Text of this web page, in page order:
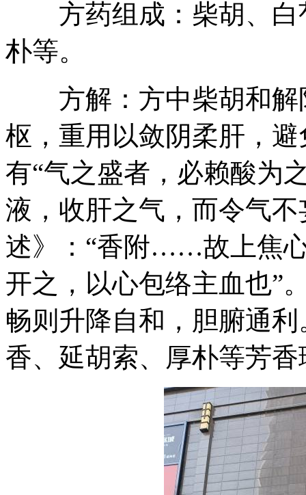
方药组成：柴胡、白
朴等。
方解：方中柴胡和解
枢，重用以敛阴柔肝，
有“气之盛者，必赖酸为
液，收肝之气，而令气
述》：“香附……故上焦
开之，以心包络主血也”
畅则升降自和，胆腑通
香、延胡索、厚朴等芳